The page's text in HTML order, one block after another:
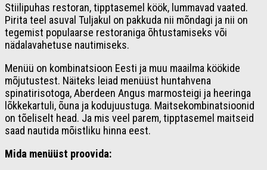
Stiilipuhas restoran, tipptasemel köök, lummavad vaated.
Pirita teel asuval Tuljakul on pakkuda nii mõndagi ja nii on
tegemist populaarse restoraniga õhtustamiseks või
nädalavahetuse nautimiseks.
Menüü on kombinatsioon Eesti ja muu maailma köökide
mõjutustest. Näiteks leiad menüüst huntahvena
spinatirisotoga, Aberdeen Angus marmosteigi ja heeringa
lõkkekartuli, õuna ja kodujuustuga. Maitsekombinatsioonid
on tõeliselt head. Ja mis veel parem, tipptasemel maitseid
saad nautida mõistliku hinna eest.
Mida menüüst proovida: